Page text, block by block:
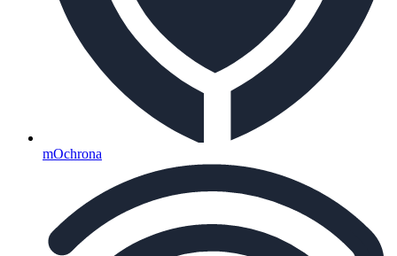
mOchrona